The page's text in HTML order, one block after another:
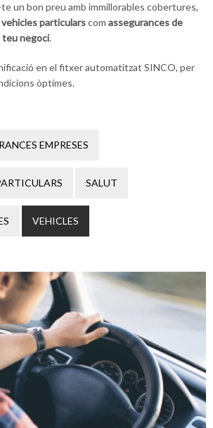
te un bon preu amb immillorables cobertures,
particularscom assegurances de
teu negoci.
en el fitxer automatitzat SINCO, per
òptimes.
EMPRESES
SALUT
VEHICLES